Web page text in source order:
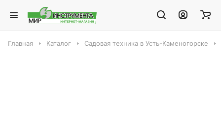
Главная Каталог Садовая техника в Усть-Каменогорске